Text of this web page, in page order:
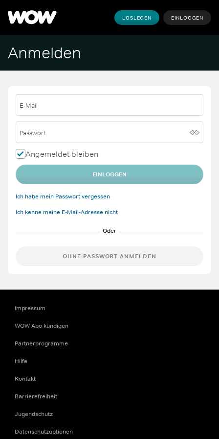
LOSLEGEN EINLOGGEN
Anmelden
E-Mail
Passwort
Angemeldet bleiben
EINLOGGEN
Ich habe mein Passwort vergessen
Ich kenne meine E-Mail-Adresse nicht
OHNE PASSWORT ANMELDEN
Impressum
WOW Abo kündigen
Partnerprogramme
Hilfe
Kontakt
Barrierefreiheit
Jugendschutz
Datenschutzoptionen